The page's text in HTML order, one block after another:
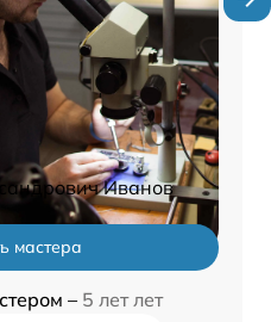
Иванов
мастера
– 5 лет лет